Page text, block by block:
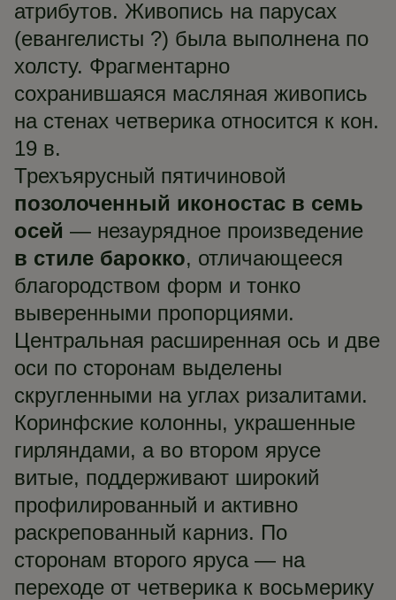
атрибутов. Живопись на парусах
(евангелисты ?) была выполнена по
холсту. Фрагментарно
сохранившаяся масляная живопись
на стенах четверика относится к кон.
19 в.
Трехъярусный пятичиновой
позолоченный иконостас в семь
осей — незаурядное произведение
в стиле барокко, отличающееся
благородством форм и тонко
выверенными пропорциями.
Центральная расширенная ось и две
оси по сторонам выделены
скругленными на углах ризалитами.
Коринфские колонны, украшенные
гирляндами, а во втором ярусе
витые, поддерживают широкий
профилированный и активно
раскрепованный карниз. По
сторонам второго яруса — на
переходе от четверика к восьмерику